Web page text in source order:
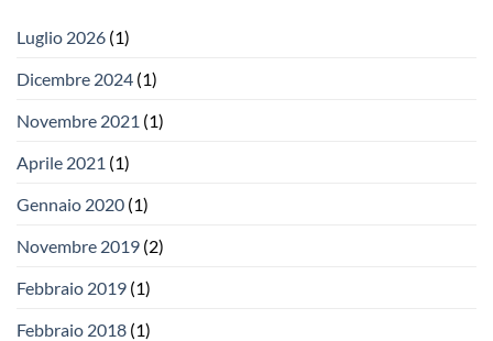
Luglio 2026 (1)
Dicembre 2024 (1)
Novembre 2021 (1)
Aprile 2021 (1)
Gennaio 2020 (1)
Novembre 2019 (2)
Febbraio 2019 (1)
Febbraio 2018 (1)